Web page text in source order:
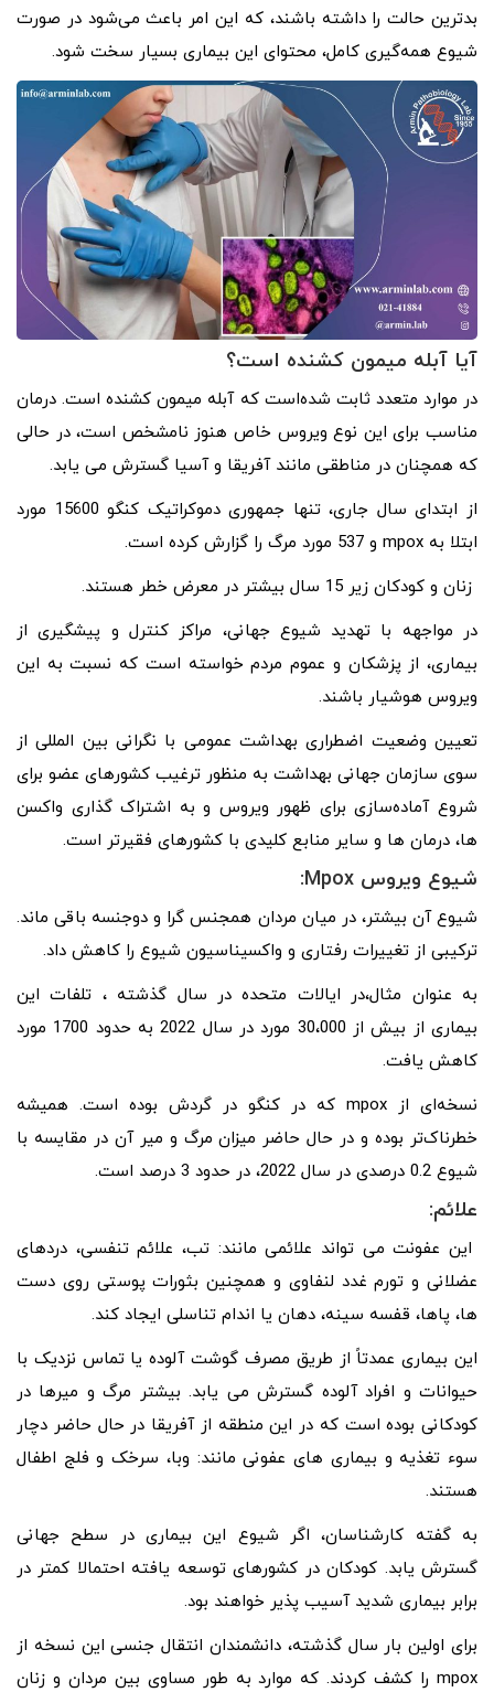
بدترین حالت را داشته باشند، که این امر باعث می‌شود در صورت
شیوع همه‌گیری کامل، محتوای این بیماری بسیار سخت شود.
آیا آبله میمون کشنده است؟
در موارد متعدد ثابت شده‌است که آبله میمون کشنده است. درمان
مناسب برای این نوع ویروس خاص هنوز نامشخص است، در حالی
که همچنان در مناطقی مانند آفریقا و آسیا گسترش می یابد.
از ابتدای سال جاری، تنها جمهوری دموکراتیک کنگو 15600 مورد
ابتلا به mpox و 537 مورد مرگ را گزارش کرده است.
زنان و کودکان زیر 15 سال بیشتر در معرض خطر هستند.
در مواجهه با تهدید شیوع جهانی، مراکز کنترل و پیشگیری از
بیماری، از پزشکان و عموم مردم خواسته است که نسبت به این
ویروس هوشیار باشند.
تعیین وضعیت اضطراری بهداشت عمومی با نگرانی بین المللی از
سوی سازمان جهانی بهداشت به منظور ترغیب کشورهای عضو برای
شروع آماده‌سازی برای ظهور ویروس و به اشتراک گذاری واکسن
ها، درمان ها و سایر منابع کلیدی با کشورهای فقیرتر است.
شیوع ویروس Mpox:
شیوع آن بیشتر، در میان مردان همجنس گرا و دوجنسه باقی ماند.
ترکیبی از تغییرات رفتاری و واکسیناسیون شیوع را کاهش داد.
به عنوان مثال،در ایالات متحده در سال گذشته ، تلفات این
بیماری از بیش از 30،000 مورد در سال 2022 به حدود 1700 مورد
کاهش یافت.
نسخه‌ای از mpox که در کنگو در گردش بوده است. همیشه
خطرناک‌تر بوده و در حال حاضر میزان مرگ و میر آن در مقایسه با
شیوع 0.2 درصدی در سال 2022، در حدود 3 درصد است.
علائم:
این عفونت می تواند علائمی مانند: تب، علائم تنفسی، دردهای
عضلانی و تورم غدد لنفاوی و همچنین بثورات پوستی روی دست
ها، پاها، قفسه سینه، دهان یا اندام تناسلی ایجاد کند.
این بیماری عمدتاً از طریق مصرف گوشت آلوده یا تماس نزدیک با
حیوانات و افراد آلوده گسترش می یابد. بیشتر مرگ و میرها در
کودکانی بوده است که در این منطقه از آفریقا در حال حاضر دچار
سوء تغذیه و بیماری های عفونی مانند: وبا، سرخک و فلج اطفال
هستند.
به گفته کارشناسان، اگر شیوع این بیماری در سطح جهانی
گسترش یابد. کودکان در کشورهای توسعه یافته احتمالا کمتر در
برابر بیماری شدید آسیب پذیر خواهند بود.
برای اولین بار سال گذشته، دانشمندان انتقال جنسی این نسخه از
mpox را کشف کردند. که موارد به طور مساوی بین مردان و زنان